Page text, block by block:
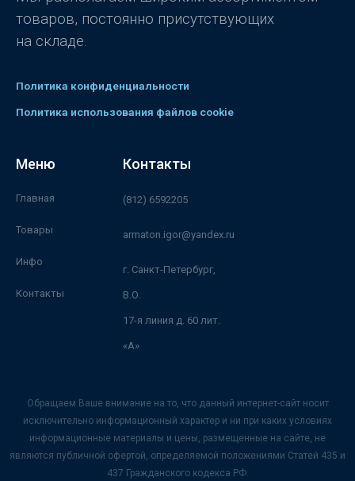
товаров, постоянно присутствующих
на складе.
Политика конфиденциальности
Политика использования файлов cookie
Меню
Главная
Товары
Инфо
Контакты
Контакты
(812) 6592205
armaton.igor@yandex.ru
г. Санкт-Петербург,
В.О.
17-я линия д. 60 лит.
«А»
Обращаем Ваше внимание на то, что данный интернет-сайт носит
исключительно информационный характер и ни при каких условиях
информационные материалы и цены, размещенные на сайте, не
являются публичной офертой, определяемой положениями Статей 435 и
437 Гражданского кодекса РФ.